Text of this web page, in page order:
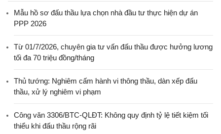
Mẫu hồ sơ đấu thầu lựa chọn nhà đầu tư thực hiện dự án
PPP 2026
Từ 01/7/2026, chuyên gia tư vấn đấu thầu được hưởng lương
tối đa 70 triệu đồng/tháng
Thủ tướng: Nghiêm cấm hành vi thông thầu, dàn xếp đấu
thầu, xử lý nghiêm vi phạm
Công văn 3306/BTC-QLĐT: Không quy định tỷ lệ tiết kiệm tối
thiểu khi đấu thầu rộng rãi